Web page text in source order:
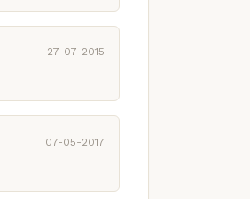
27-07-2015
07-05-2017